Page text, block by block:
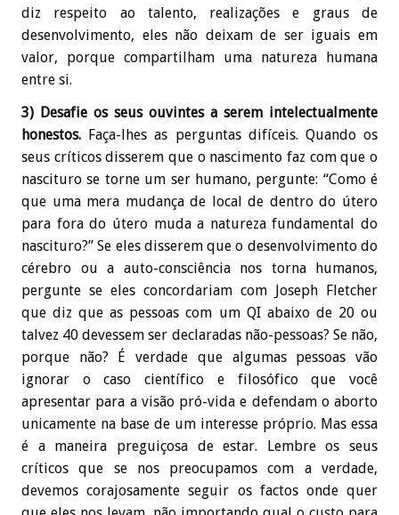
diz respeito ao talento, realizações e graus de
desenvolvimento, eles não deixam de ser iguais em
valor, porque compartilham uma natureza humana
entre si.
3) Desafie os seus ouvintes a serem intelectualmente
honestos. Faça-lhes as perguntas difíceis. Quando os
seus críticos disserem que o nascimento faz com que o
nascituro se torne um ser humano, pergunte: “Como é
que uma mera mudança de local de dentro do útero
para fora do útero muda a natureza fundamental do
nascituro?” Se eles disserem que o desenvolvimento do
cérebro ou a auto-consciência nos torna humanos,
pergunte se eles concordariam com Joseph Fletcher
que diz que as pessoas com um QI abaixo de 20 ou
talvez 40 devessem ser declaradas não-pessoas? Se não,
porque não? É verdade que algumas pessoas vão
ignorar o caso científico e filosófico que você
apresentar para a visão pró-vida e defendam o aborto
unicamente na base de um interesse próprio. Mas essa
é a maneira preguiçosa de estar. Lembre os seus
críticos que se nos preocupamos com a verdade,
devemos corajosamente seguir os factos onde quer